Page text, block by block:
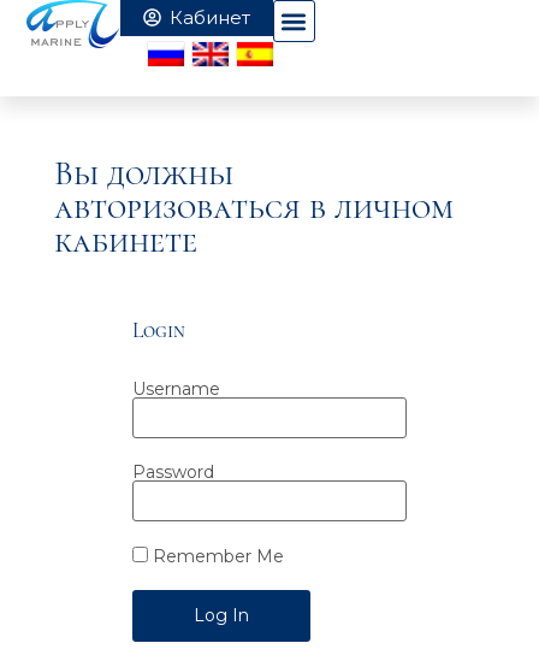
Вы должны
авторизоваться в личном
кабинете
Login
Username
Password
Remember Me